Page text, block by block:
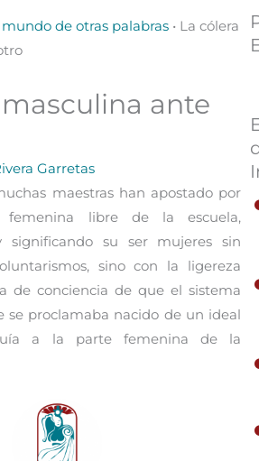
de otras palabras • La cólera
ante
Garretas
maestras han apostado por
femenina libre de la escuela,
su ser mujeres sin
sino con la ligereza
de conciencia de que el sistema
se proclamaba nacido de un ideal
a la parte femenina de la